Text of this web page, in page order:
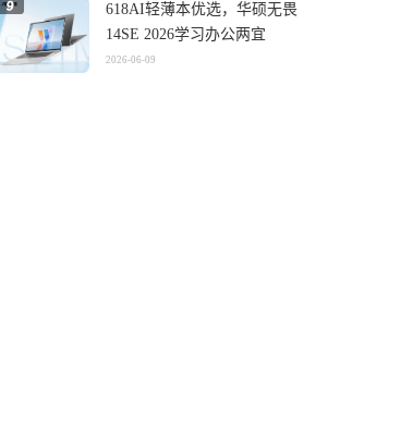
618AI轻薄本优选，华硕无畏
14SE 2026学习办公两宜
2026-06-09